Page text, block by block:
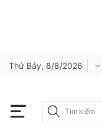
Thứ Bảy, 8/8/2026